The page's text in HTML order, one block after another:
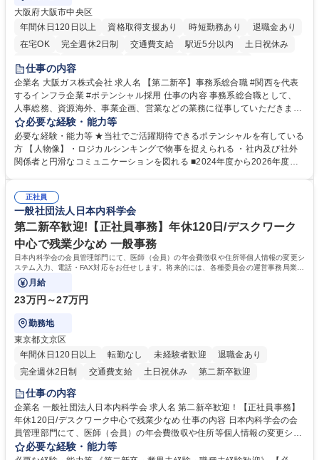
大阪府大阪市中央区
年間休日120日以上
資格取得支援あり 時短勤務あり
退職金あり
在宅OK
完全週休2日制 交通費支給 駅近5分以内
土日祝休み
服装自由
第二新卒歓迎
仕事の内容
企業名 大阪ガス株式会社 求人名 【第二新卒】事務系総合職 #関西を代表
するインフラ企業 #ポテンシャル採用 仕事の内容 事務系総合職として、
人事総務、資源海外、事業企画、営業などの業務に従事していただきま
す。 【業務内容の一例】■所属事業部の勤労業務 ■海外に関係する各種業
務 ■営業部門の企画スタッフ、ルート営業 【キャリアパス】入社後の配属
ポジションで一定期間ご活躍頂いた後、本人の適性及び将来のキャリアを
鑑みてジョブローテーションを行います。 【育成】OJTでの現場育成や研
表するインフラ企業 #ポテンシャル採用
必要な経験・能力等
必要な経験・能力等 ★当社でご活躍期待できるポテンシャルを有している
方 【人物像】・ロジカルシンキングで物事を捉えられる ・社内及び社外
関係者と円滑なコミュニケーションを図れる ■2024年度から2026年度ま
72.html ■エネルギーセキュリティの不安定化や気候変動による自然災害の
甚大化など、これまで以上に社会課題解決の重要性が高まっています。
「未来の日常」の創造に向けて持続可能な社会の実現に貢献してまいりま
す。 学歴・資格 学歴：大学院 大学 語学力： 資格：
正社員
一般社団法人日本内科学会
第二新卒歓迎!【正社員事務】年休120日/デスクワーク
中心で残業少なめ 一般事務
日本内科学会の会員管理部門にて、医師（会員）の年会費徴収や住所等個人情報の変更シ
ステム入力、電話・FAX対応をお任せします。将来的には、各種委員会の運営事務局業務
などにも幅広く携わっていただきます。
月給
23万円～27万円
勤務地
東京都文京区
年間休日120日以上
転勤なし 未経験者歓迎
退職金あり
完全週休2日制
交通費支給 土日祝休み 第二新卒歓迎
仕事の内容
企業名 一般社団法人日本内科学会 求人名 第二新卒歓迎！【正社員事務】
年休120日/デスクワーク中心で残業少なめ 仕事の内容 日本内科学会の会
員管理部門にて、医師（会員）の年会費徴収や住所等個人情報の変更シス
テム入力、電話・FAX対応をお任せします。将来的には、各種委員会の運
必要な経験・能力等